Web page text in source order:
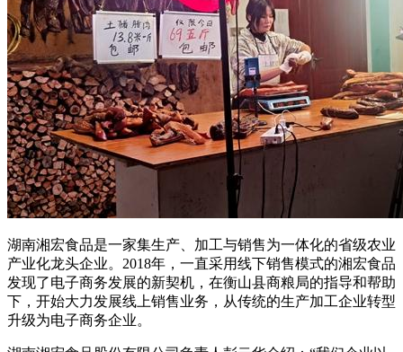
湖南湘宏食品是一家集生产、加工与销售为一体化的省级农业
产业化龙头企业。2018年，一直采用线下销售模式的湘宏食品
发现了电子商务发展的新契机，在衡山县商粮局的指导和帮助
下，开始大力发展线上销售业务，从传统的生产加工企业转型
升级为电子商务企业。